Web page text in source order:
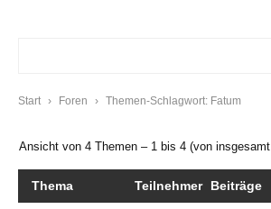
Start › Foren › Themen-Schlagwort: Fatum
Ansicht von 4 Themen – 1 bis 4 (von
Thema Teilnehmer Beiträge